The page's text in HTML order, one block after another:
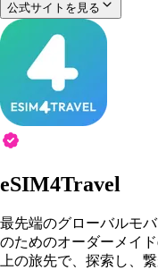
公式サイトを見る
eSIM4Travel
最先端のグローバルモ
のためのオーダーメイ
上の旅先で、探索し、